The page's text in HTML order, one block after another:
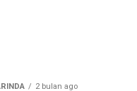
2 bulan ago